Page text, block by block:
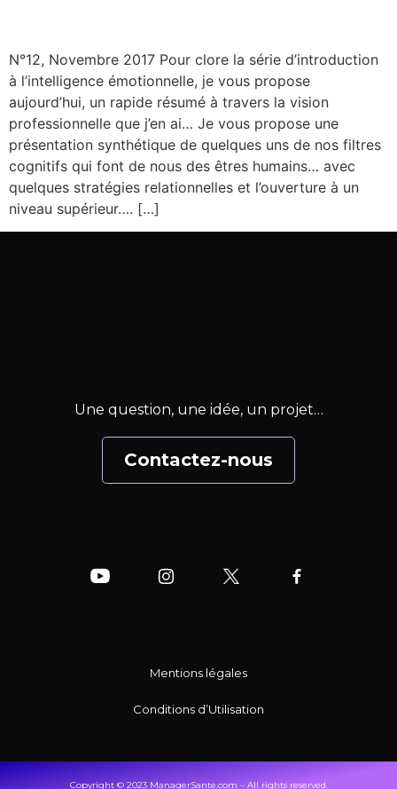
N°12, Novembre 2017 Pour clore la série d’introduction
à l’intelligence émotionnelle, je vous propose
aujourd’hui, un rapide résumé à travers la vision
professionnelle que j’en ai… Je vous propose une
présentation synthétique de quelques uns de nos filtres
cognitifs qui font de nous des êtres humains… avec
quelques stratégies relationnelles et l’ouverture à un
niveau supérieur…. […]
Une question, une idée, un projet…
Contactez-nous
Mentions légales
Conditions d’Utilisation
Copyright © 2023 ManagerSante.com – All rights reserved.